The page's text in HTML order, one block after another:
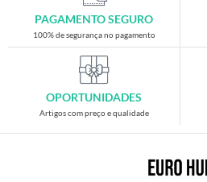
PAGAMENTO SEGURO
100% de segurança no pagamento
OPORTUNIDADES
Artigos com preço e qualidade